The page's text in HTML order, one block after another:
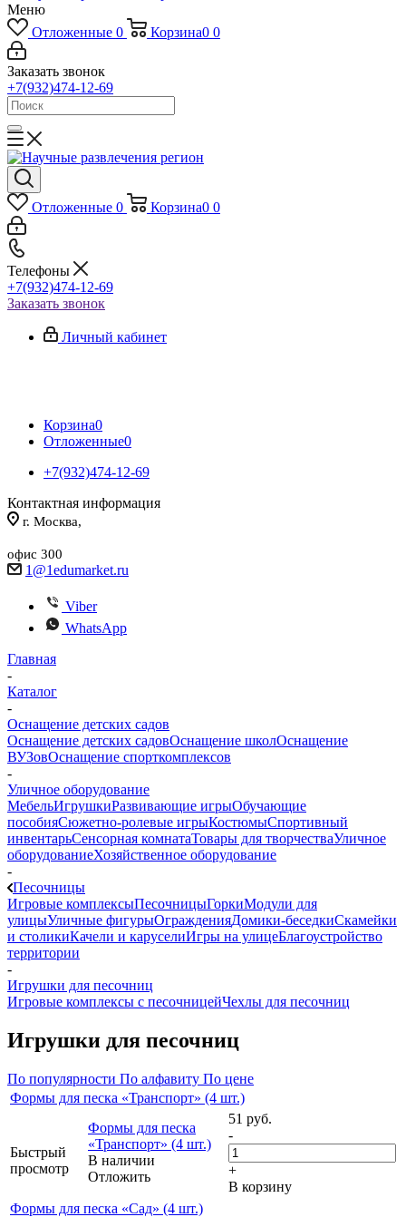
Меню
Отложенные 0 Корзина0 0
Заказать звонок
+7(932)474-12-69
Отложенные 0 Корзина0 0
Телефоны
+7(932)474-12-69
Заказать звонок
Личный кабинет
Корзина0
Отложенные0
+7(932)474-12-69
Контактная информация
г. Москва,
офис 300
1@1edumarket.ru
Viber
WhatsApp
Главная
-
Каталог
-
Оснащение детских садов
Оснащение детских садовОснащение школОснащение
ВУЗовОснащение спорткомплексов
-
Уличное оборудование
МебельИгрушкиРазвивающие игрыОбучающие
пособияСюжетно-ролевые игрыКостюмыСпортивный
инвентарьСенсорная комнатаТовары для творчестваУличное
оборудованиеХозяйственное оборудование
-
Песочницы
Игровые комплексыПесочницыГоркиМодули для
улицыУличные фигурыОгражденияДомики-беседкиСкамейки
и столикиКачели и каруселиИгры на улицеБлагоустройство
территории
-
Игрушки для песочниц
Игровые комплексы с песочницейЧехлы для песочниц
Игрушки для песочниц
По популярности По алфавиту По цене
Формы для песка «Транспорт» (4 шт.)
Быстрый
просмотр
Формы для песка
«Транспорт» (4 шт.)
В наличии
Отложить
51 руб.
-
+
В корзину
Формы для песка «Сад» (4 шт.)